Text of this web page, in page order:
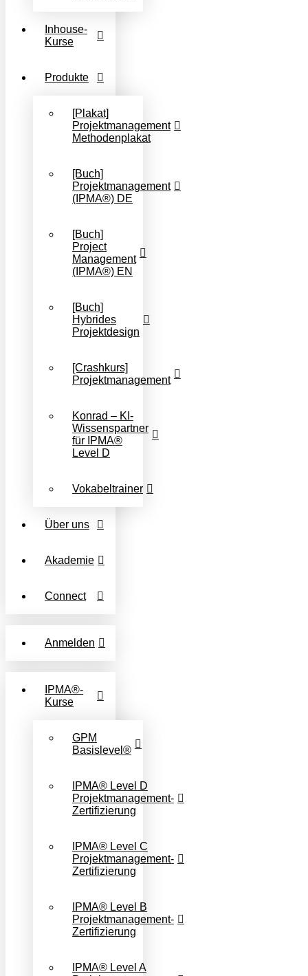
Inhouse-
Kurse
Produkte
[Plakat]
Projektmanagement
Methodenplakat
[Buch]
Projektmanagement
(IPMA®) DE
[Buch]
Project
Management
(IPMA®) EN
[Buch]
Hybrides
Projektdesign
[Crashkurs]
Projektmanagement
Konrad – KI-
Wissenspartner
für IPMA®
Level D
Vokabeltrainer
Über uns
Akademie
Connect
Anmelden
IPMA®-
Kurse
GPM
Basislevel®
IPMA® Level D
Projektmanagement-
Zertifizierung
IPMA® Level C
Projektmanagement-
Zertifizierung
IPMA® Level B
Projektmanagement-
Zertifizierung
IPMA® Level A